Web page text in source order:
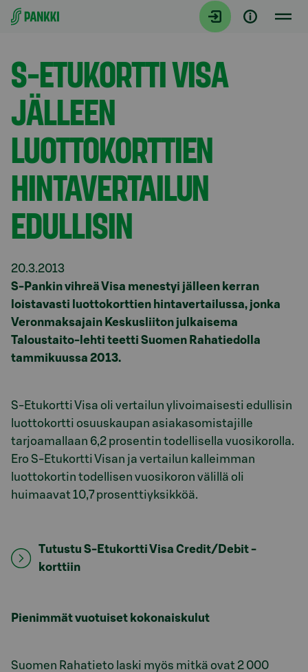
Siirry suoraan sisältöön
Tiedotteet
S-ETUKORTTI VISA
JÄLLEEN
LUOTTOKORTTIEN
HINTAVERTAILUN
EDULLISIN
20.3.2013
S-Pankin vihreä Visa menestyi jälleen kerran
loistavasti luottokorttien hintavertailussa, jonka
Veronmaksajain Keskusliiton julkaisema
Taloustaito-lehti teetti Suomen Rahatiedolla
tammikuussa 2013.
S-Etukortti Visa oli vertailun ylivoimaisesti edullisin
luottokortti osuuskaupan asiakasomistajille
tarjoamallaan 6,2 prosentin todellisella vuosikorolla.
Ero S-Etukortti Visan ja vertailun kalleimman
luottokortin todellisen vuosikoron välillä oli
huimaavat 10,7 prosenttiyksikköä.
Tutustu S-Etukortti Visa Credit/Debit -
korttiin
Pienimmät vuotuiset kokonaiskulut
Suomen Rahatieto laski myös mitkä ovat 2 000